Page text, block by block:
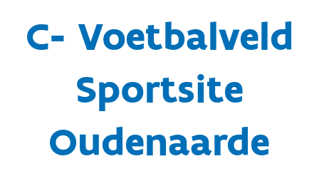
C- Voetbalveld
Sportsite
Oudenaarde